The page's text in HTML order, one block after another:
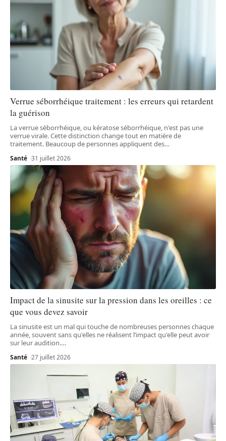
Verrue séborrhéique traitement : les erreurs qui retardent
la guérison
La verrue séborrhéique, ou kératose séborrhéique, n'est pas une
verrue virale. Cette distinction change tout en matière de
traitement. Beaucoup de personnes appliquent des…
Santé 31 juillet 2026
Impact de la sinusite sur la pression dans les oreilles : ce
que vous devez savoir
La sinusite est un mal qui touche de nombreuses personnes chaque
année, souvent sans qu'elles ne réalisent l’impact qu'elle peut avoir
sur leur audition.…
Santé 27 juillet 2026